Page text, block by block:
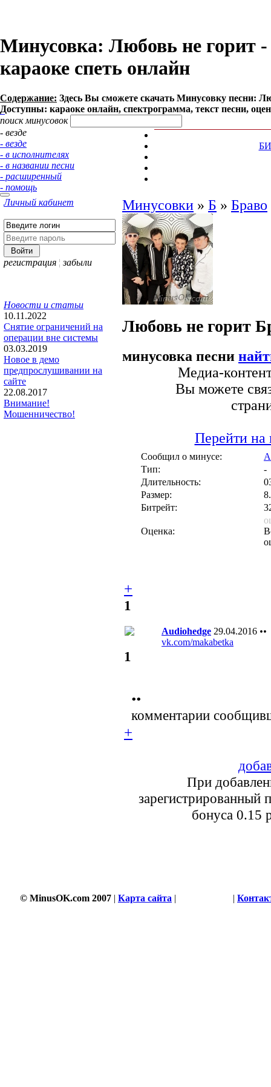
Минусовка: Любовь не горит
караоке спеть онлайн
Содержание: Здесь Вы сможете cкачать Минусовку песни:
Доступны: караоке онлайн, спектрограмма, текст песни,
поиск минусовок
- везде
- везде
- в исполнителях
- в названии песни
- расширенный
- помощь
Личный кабинет
регистрация ¦ забыли
Новости и статьи
10.11.2022
Снятие ограничений на
операции вне системы
03.03.2019
Новое в демо
предпрослушивании на
сайте
22.08.2017
Внимание!
Мошенничество!
Минусовки » Б » Браво
Любовь не горит
минусовка песни
Медиа-
Вы можете
Перейти на
Сообщил о минусе:
Тип:
-
Длительность:
Размер:
Битрейт:
Оценка:
+
1
Audiohedge 29.04.2016 ••
vk.com/makabetka
1
••
комментарии
+
При
зарегистрированный
бонуса 0.15
© MinusOK.com 2007 | Карта сайта | |